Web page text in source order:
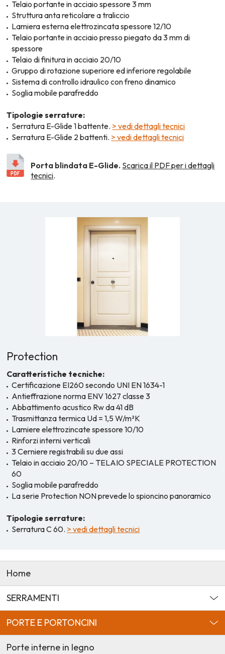
Telaio portante in acciaio spessore 3 mm
Struttura anta reticolare a traliccio
Lamiera esterna elettrozincata spessore 12/10
Telaio portante in acciaio presso piegato da 3 mm di
spessore
Telaio di finitura in acciaio 20/10
Gruppo di rotazione superiore ed inferiore regolabile
Sistema di controllo idraulico con freno dinamico
Soglia mobile parafreddo
Tipologie serrature:
Serratura E-Glide 1 battente. > vedi dettagli tecnici
Serratura E-Glide 2 battenti. > vedi dettagli tecnici
Porta blindata E-Glide. Scarica il PDF per i dettagli
tecnici.
Protection
Caratteristiche tecniche:
Certificazione EI260 secondo UNI EN 1634-1
Antieffrazione norma ENV 1627 classe 3
Abbattimento acustico Rw da 41 dB
Trasmittanza termica Ud = 1,5 W/m²K
Lamiere elettrozincate spessore 10/10
Rinforzi interni verticali
3 Cerniere registrabili su due assi
Telaio in acciaio 20/10 – TELAIO SPECIALE PROTECTION
60
Soglia mobile parafreddo
La serie Protection NON prevede lo spioncino panoramico
Tipologie serrature:
Serratura C 60. > vedi dettagli tecnici
Home
SERRAMENTI
PORTE E PORTONCINI
Porte interne in legno